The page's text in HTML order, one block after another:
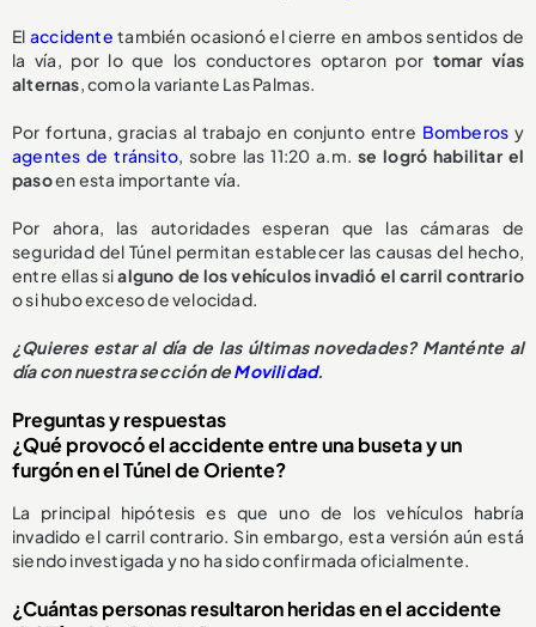
El accidente también ocasionó el cierre en ambos sentidos de
la vía, por lo que los conductores optaron por tomar vías
alternas, como la variante Las Palmas.
Por fortuna, gracias al trabajo en conjunto entre Bomberos y
agentes de tránsito, sobre las 11:20 a.m. se logró habilitar el
pasoen esta importante vía.
Por ahora, las autoridades esperan que las cámaras de
seguridad del Túnel permitan establecer las causas del hecho,
entre ellas sialguno de los vehículos invadió el carril contrario
o si hubo exceso de velocidad.
¿Quieres estar al día de las últimas novedades? Manténte al
día con nuestra sección deMovilidad.
Preguntas y respuestas
¿Qué provocó el accidente entre una buseta y un
furgón en el Túnel de Oriente?
La principal hipótesis es que uno de los vehículos habría
invadido el carril contrario. Sin embargo, esta versión aún está
siendo investigada y no ha sido confirmada oficialmente.
¿Cuántas personas resultaron heridas en el accidente